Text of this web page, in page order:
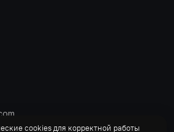
cookies для корректной работы